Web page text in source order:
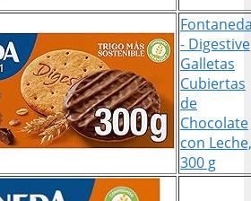
- Digestive
Galletas
Cubiertas
de
Chocolate
con Leche,
300 g